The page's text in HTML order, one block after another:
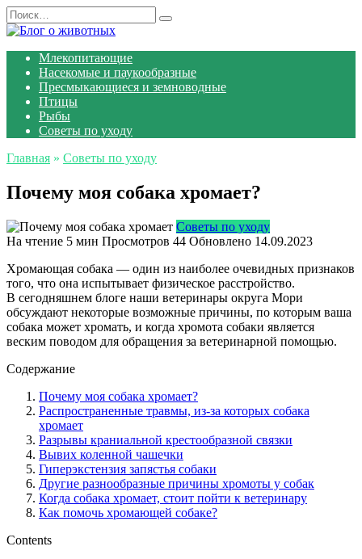
Перейти
к
Search
for:
Млекопитающие
Насекомые и паукообразные
Пресмыкающиеся и земноводные
Птицы
Рыбы
Советы по уходу
Главная » Советы по уходу
Почему моя собака хромает?
Советы по уходу
На чтение 5 мин Просмотров 44 Обновлено 14.09.2023
Хромающая собака — один из наиболее очевидных признаков
того, что она испытывает физическое расстройство.
В сегодняшнем блоге наши ветеринары округа Мори
обсуждают некоторые возможные причины, по которым ваша
собака может хромать, и когда хромота собаки является
веским поводом для обращения за ветеринарной помощью.
Содержание
Почему моя собака хромает?
Распространенные травмы, из-за которых собака
хромает
Разрывы краниальной крестообразной связки
Вывих коленной чашечки
Гиперэкстензия запястья собаки
Другие разнообразные причины хромоты у собак
Когда собака хромает, стоит пойти к ветеринару
Как помочь хромающей собаке?
Contents